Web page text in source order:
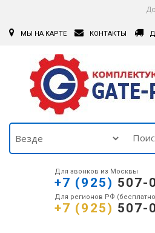
МЫ НА КАРТЕ КОНТАКТЫ
Для звонков из Москвы
+7 (925) 507-
Для регионов РФ
+7 (925) 507-